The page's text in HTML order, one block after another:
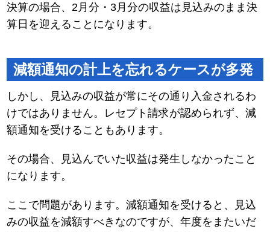
決算の場合、2月分・3月分の収益は見込みのまま決
算日を迎えることになります。
減額通知の計上を忘れるケースが多発
しかし、見込みの収益が常にその通り入金されるわ
けではありません。レセプト請求が認められず、減
額通知を受けることもあります。
その場合、見込んでいた収益は発生しなかったこと
になります。
ここで問題があります。減額通知を受けると、見込
みの収益を減額すべきなのですが、年度をまたいだ